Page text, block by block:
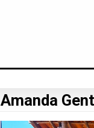
Amanda